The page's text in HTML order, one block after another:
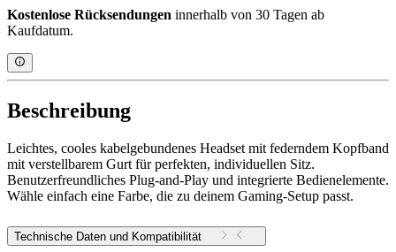
Kostenlose Rücksendungen innerhalb von 30 Tagen ab
Kaufdatum.
Beschreibung
Leichtes, cooles kabelgebundenes Headset mit federndem Kopfband
mit verstellbarem Gurt für perfekten, individuellen Sitz.
Benutzerfreundliches Plug-and-Play und integrierte Bedienelemente.
Wähle einfach eine Farbe, die zu deinem Gaming-Setup passt.
Technische Daten und Kompatibilität